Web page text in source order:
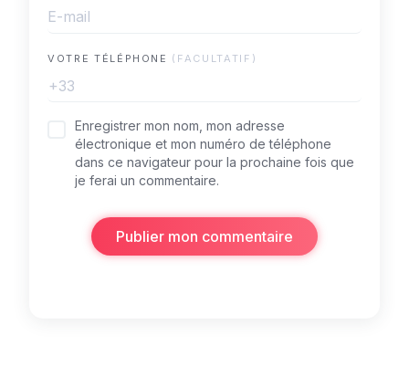
VOTRE TÉLÉPHONE (FACULTATIF)
+33
Enregistrer mon nom, mon adresse
électronique et mon numéro de téléphone
dans ce navigateur pour la prochaine fois que
je ferai un commentaire.
Publier mon commentaire